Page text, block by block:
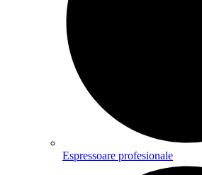
Espressoare profesionale